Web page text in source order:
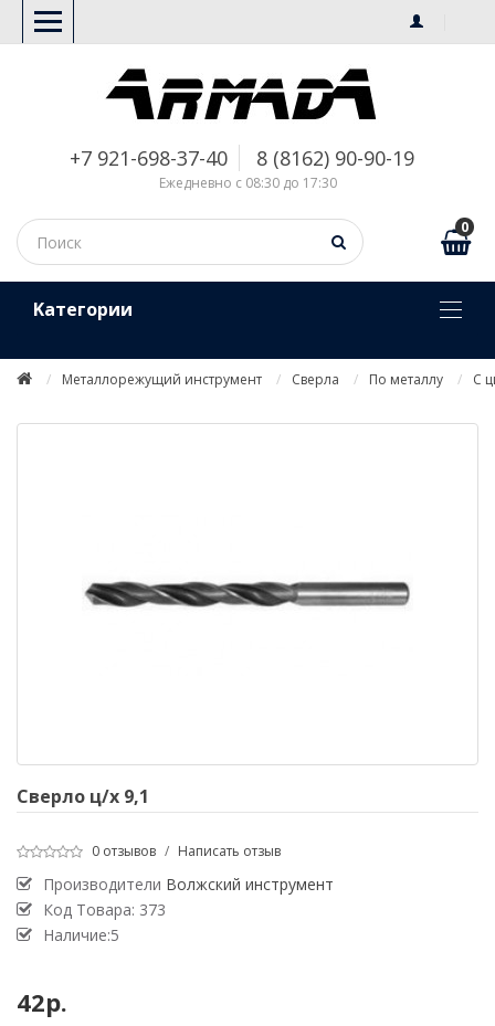
+7 921-698-37-40 8 (8162) 90-90-19
Ежедневно с 08:30 до 17:30
0
Kатегории
Металлорежущий инструмент Сверла По металлу С
Сверло ц/х 9,1
0 отзывов / Написать отзыв
Производители Волжский инструмент
Код Товара: 373
Наличие:5
42р.